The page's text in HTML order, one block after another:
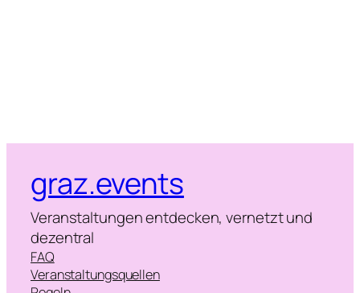
graz.events
Veranstaltungen entdecken, vernetzt und
dezentral
FAQ
Veranstaltungsquellen